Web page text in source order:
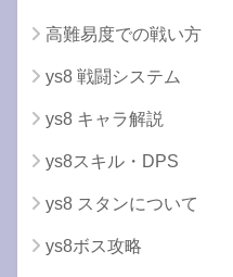
高難易度での戦い方
ys8 戦闘システム
ys8 キャラ解説
ys8スキル・DPS
ys8 スタンについて
ys8ボス攻略